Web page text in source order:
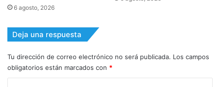
6 agosto, 2026
Deja una respuesta
Tu dirección de correo electrónico no será publicada. Los campos
obligatorios están marcados con *